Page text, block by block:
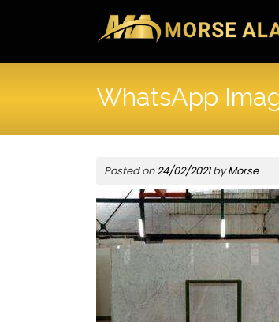
WhatsApp
Posted on24/02/2021byMorse